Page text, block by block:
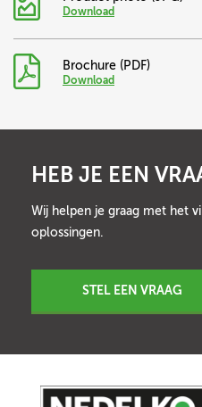
Download
Brochure (PDF)
Download
HEB JE EEN
Wij helpen je graag met het
oplossingen.
STEL EEN VRAAG